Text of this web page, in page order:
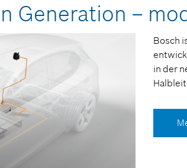
Generation –
Bosch
in der